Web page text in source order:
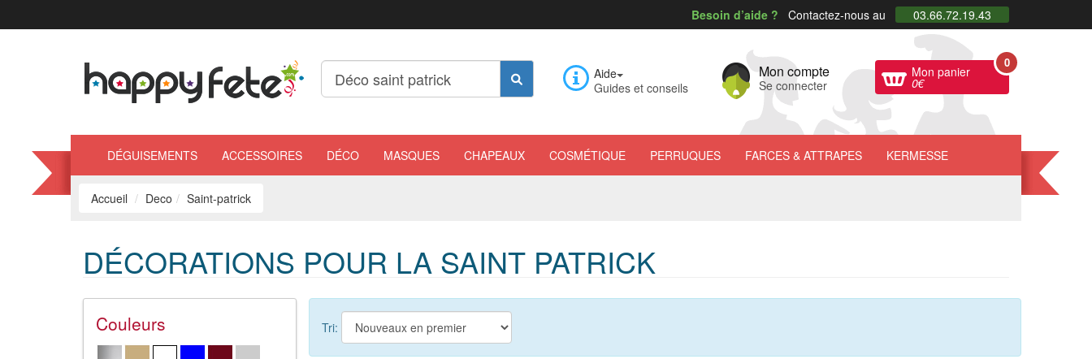
Besoin d’aide ? Contactez-nous au 03.66.72.19.43
Aide
Guides et conseils
Mon compte
Se connecter
Mon panier
0€
0
DÉGUISEMENTS ACCESSOIRES DÉCO MASQUES CHAPEAUX COSMÉTIQUE PERRUQUES FARCES & ATTRAPES KERMESSE
Accueil Deco Saint-patrick
DÉCORATIONS POUR LA SAINT PATRICK
Couleurs Tri: